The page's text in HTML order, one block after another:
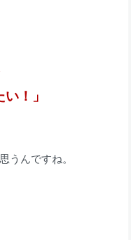
！」
うんですね。